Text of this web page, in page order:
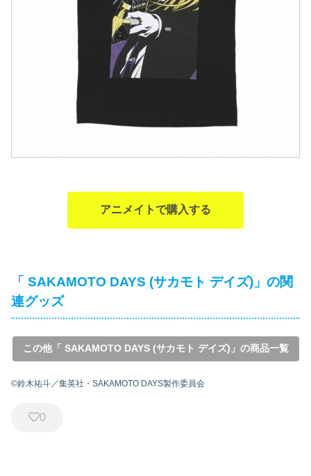
アニメイトで購入する
「 SAKAMOTO DAYS (サカモト デイズ)」の関
連グッズ
この他「 SAKAMOTO DAYS (サカモト デイズ)」の商品一覧
©鈴木祐斗／集英社・SAKAMOTO DAYS製作委員会
0